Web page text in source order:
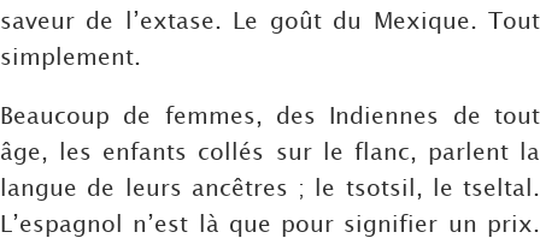
saveur de l’extase. Le goût du Mexique. Tout
simplement.
Beaucoup de femmes, des Indiennes de tout
âge, les enfants collés sur le flanc, parlent la
langue de leurs ancêtres ; le tsotsil, le tseltal.
L’espagnol n’est là que pour signifier un prix.